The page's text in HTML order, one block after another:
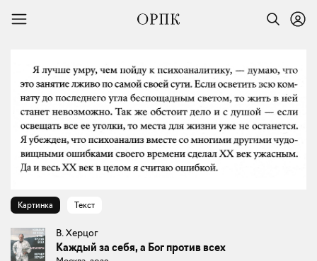
Картинка Текст
В. Херцог
Каждый за себя, а Бог против всех